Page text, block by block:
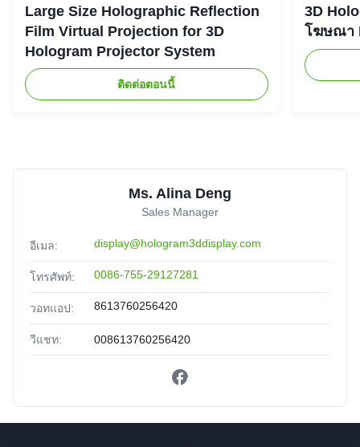
Large Size Holographic Reflection
Film Virtual Projection for 3D
Hologram Projector System
ติดต่อตอนนี้
3D
โฆษณา
Ms. Alina Deng
Sales Manager
อีเมล: display@hologram3ddisplay.com
โทรศัพท์: 0086-755-29127281
วอทแอป: 8613760256420
วีแชท: 008613760256420